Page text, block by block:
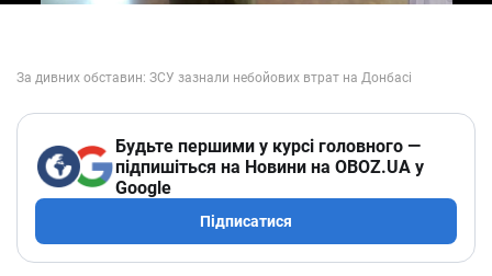
Будьте першими у курсі головного —
підпишіться на Новини на OBOZ.UA у
Google
Підписатися